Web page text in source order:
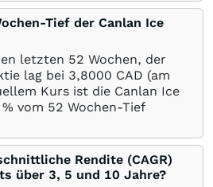
Tief der Canlan Ice
letzten 52 Wochen, der
lag bei 3,8000 CAD (am
Kurs ist die Canlan Ice
% vom 52 Wochen-Tief
Rendite (CAGR)
über 3, 5 und 10 Jahre?